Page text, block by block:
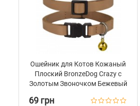
Ошейник для Котов Кожаный
Плоский BronzeDog Crazy с
Золотым Звоночком Бежевый
69 грн